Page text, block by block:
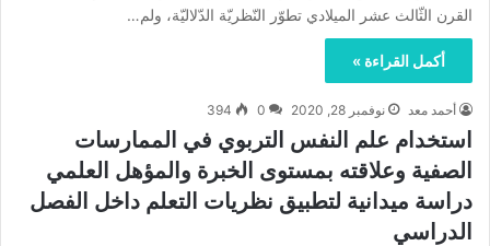
القرن الثّالث عشر الميلادي تطوّر النّظريّة الدّلاليّة، ولم…
أكمل القراءة »
أحمد معد نوفمبر 28, 2020 0
394
استخدام علم النفس التربوي في الممارسات
الصفية وعلاقته بمستوى الخبرة والمؤهل العلمي
دراسة ميدانية لتطبيق نظريات التعلم داخل الفصل
الدراسي